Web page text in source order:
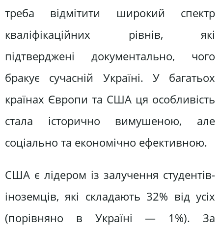
треба відмітити широкий спектр
кваліфікаційних рівнів, які
підтверджені документально, чого
бракує сучасній Україні. У багатьох
країнах Європи та США ця особливість
стала історично вимушеною, але
соціально та економічно ефективною.
США є лідером із залучення студентів-
іноземців, які складають 32% від усіх
(порівняно в Україні — 1%). За